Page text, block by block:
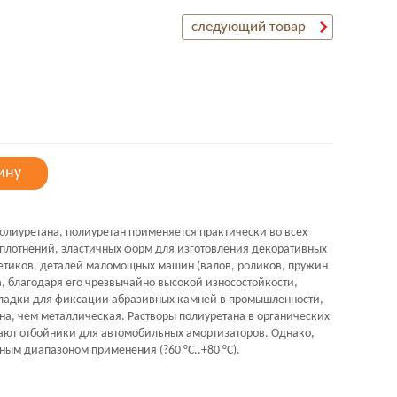
следующий товар
полиуретан применяется практически во всех
эластичных форм для изготовления декоративных
деталей маломощных машин (валов, роликов, пружин
его чрезвычайно высокой износостойкости,
для фиксации абразивных камней в промышленности,
чем металлическая. Растворы полиуретана в органических
отбойники для автомобильных амортизаторов. Однако,
диапазоном применения (?60 °С..+80 °С).